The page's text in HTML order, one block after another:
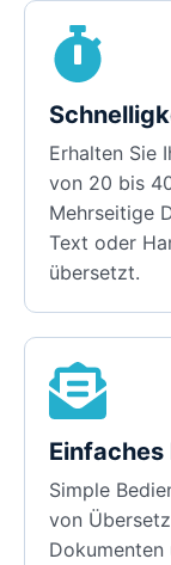
Erhalten Sie
von 20 bis
Mehrseitige
Text oder
übersetzt.
Einfaches
Simple
von
Dokumenten